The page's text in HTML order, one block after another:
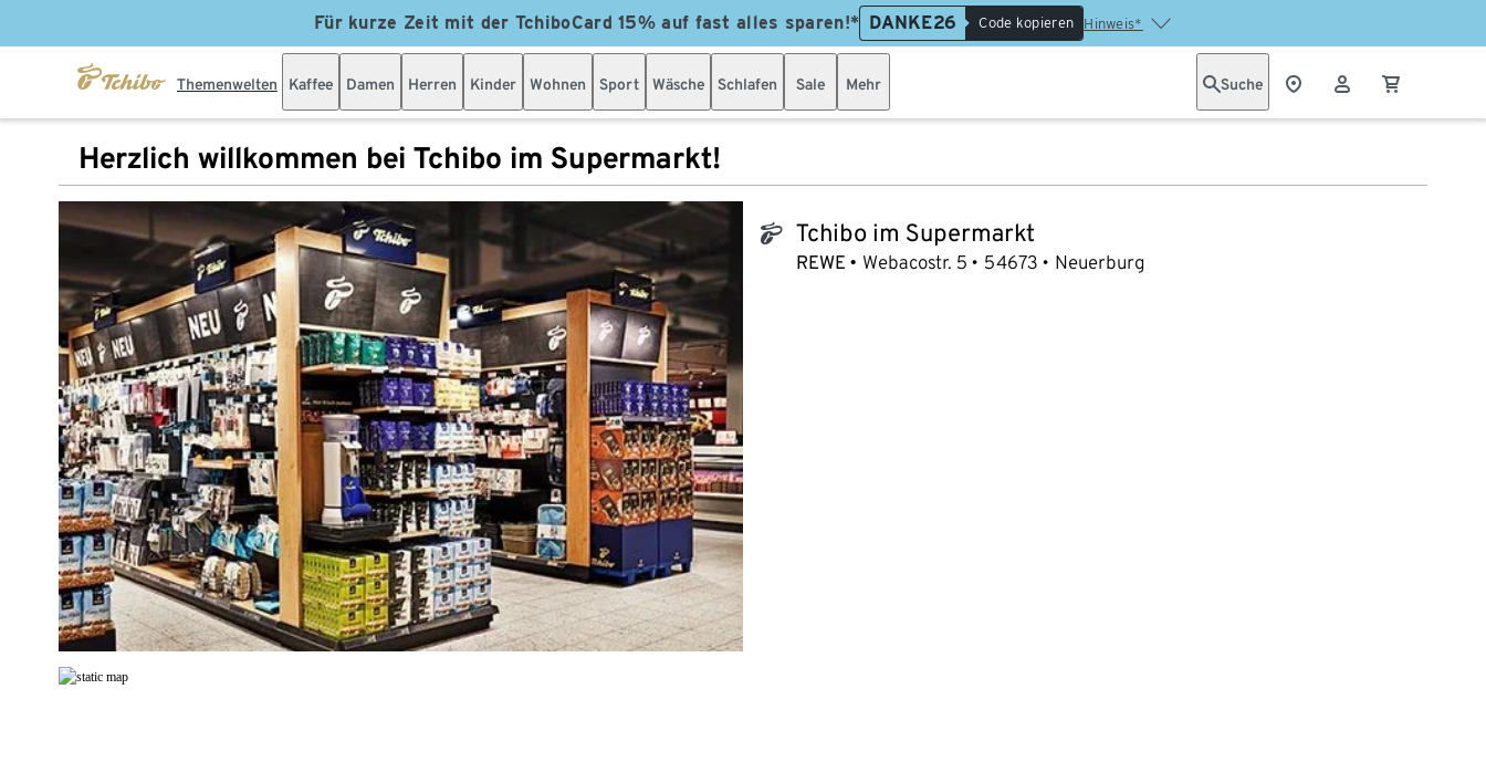
Für kurze Zeit mit der TchiboCard 15% auf fast alles sparen!* DANKE26 Code kopieren Hinweis*
Themenwelten Kaffee Damen Herren Kinder Wohnen Sport Wäsche Schlafen Sale Mehr Suche
Herzlich willkommen bei Tchibo im Supermarkt!
tchibo_logo Tchibo im Supermarkt
REWE Webacostr. 5 54673 Neuerburg